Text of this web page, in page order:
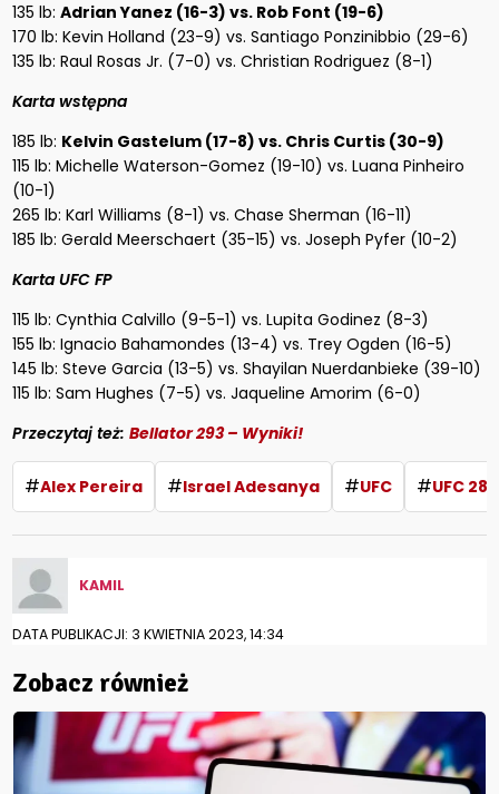
135 lb:Adrian Yanez (16-3) vs. Rob Font (19-6)
170 lb: Kevin Holland (23-9) vs. Santiago Ponzinibbio (29-6)
135 lb: Raul Rosas Jr. (7-0) vs. Christian Rodriguez (8-1)
Karta wstępna
185 lb: Kelvin Gastelum (17-8) vs. Chris Curtis (30-9)
115 lb: Michelle Waterson-Gomez (19-10) vs. Luana Pinheiro
(10-1)
265 lb: Karl Williams (8-1) vs. Chase Sherman (16-11)
185 lb: Gerald Meerschaert (35-15) vs. Joseph Pyfer (10-2)
Karta UFC FP
115 lb: Cynthia Calvillo (9-5-1) vs. Lupita Godinez (8-3)
155 lb: Ignacio Bahamondes (13-4) vs. Trey Ogden (16-5)
145 lb: Steve Garcia (13-5) vs. Shayilan Nuerdanbieke (39-10)
115 lb: Sam Hughes (7-5) vs. Jaqueline Amorim (6-0)
Przeczytaj też:Bellator 293 – Wyniki!
#Alex Pereira #Israel Adesanya #UFC #UFC 287
KAMIL
DATA PUBLIKACJI: 3 KWIETNIA 2023, 14:34
Zobacz również